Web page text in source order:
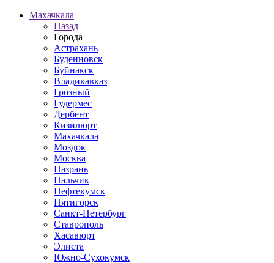
Махачкала
Назад
Города
Астрахань
Буденновск
Буйнакск
Владикавказ
Грозный
Гудермес
Дербент
Кизилюрт
Махачкала
Моздок
Москва
Назрань
Нальчик
Нефтекумск
Пятигорск
Санкт-Петербург
Ставрополь
Хасавюрт
Элиста
Южно-Сухокумск